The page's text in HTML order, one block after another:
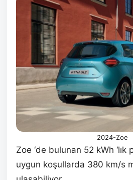
2024-Zoe
Zoe ‘de bulunan 52 kWh
uygun koşullarda 380 km/s